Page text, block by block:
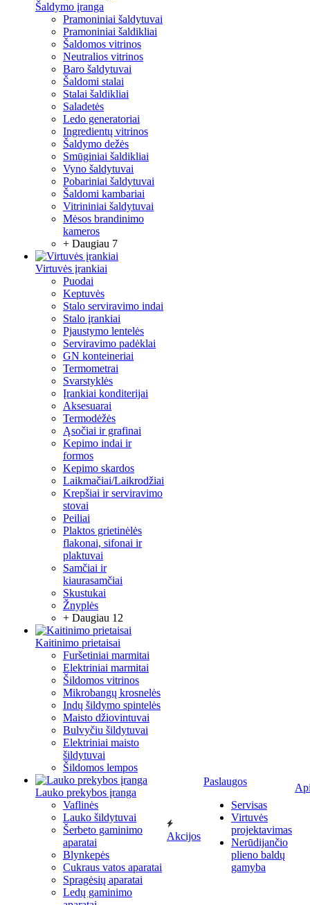
Šaldymo įranga
Pramoniniai šaldytuvai
Pramoniniai šaldikliai
Šaldomos vitrinos
Neutralios vitrinos
Baro šaldytuvai
Šaldomi stalai
Stalai šaldikliai
Saladetės
Ledo generatoriai
Ingredientų vitrinos
Šaldymo dežės
Smūginiai šaldikliai
Vyno šaldytuvai
Pobariniai šaldytuvai
Šaldomi kambariai
Vitrininiai šaldytuvai
Mėsos brandinimo
kameros
+ Daugiau 7
Virtuvės įrankiai
Puodai
Keptuvės
Stalo serviravimo indai
Stalo įrankiai
Pjaustymo lentelės
Serviravimo padėklai
GN konteineriai
Termometrai
Svarstyklės
Įrankiai konditerijai
Aksesuarai
Termodėžės
Ąsočiai ir grafinai
Kepimo indai ir
formos
Kepimo skardos
Laikmačiai/Laikrodžiai
Krepšiai ir serviravimo
stovai
Peiliai
Plaktos grietinėlės
flakonai, sifonai ir
plaktuvai
Samčiai ir
kiaurasamčiai
Skustukai
Žnyplės
+ Daugiau 12
Kaitinimo prietaisai
Furšetiniai marmitai
Elektriniai marmitai
Šildomos vitrinos
Mikrobangų krosnelės
Indų šildymo spintelės
Maisto džiovintuvai
Bulvyčiu šildytuvai
Elektriniai maisto
šildytuvai
Šildomos lempos
Lauko prekybos įranga
Vaflinės
Lauko šildytuvai
Šerbeto gaminimo
aparatai
Blynkepės
Cukraus vatos aparatai
Spragėsių aparatai
Ledų gaminimo
Akcijos
Paslaugos
Servisas
Virtuvės
projektavimas
Nerūdijančio
plieno baldų
gamyba